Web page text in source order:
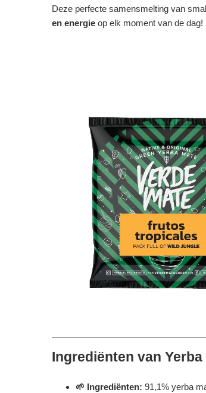
Deze perfecte samensmelting van
en energie op elk moment van de
Ingrediënten van
🌱 Ingrediënten: 91,1% yerba